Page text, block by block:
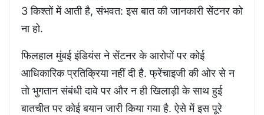
3 क‍िश्तों में आती है, संभवत: इस बात की जानकारी सेंटनर को
ना हो.
फिलहाल मुंबई इंडियंस ने सेंटनर के आरोपों पर कोई
आधिकारिक प्रतिक्रिया नहीं दी है. फ्रेंचाइजी की ओर से न
तो भुगतान संबंधी दावे पर और न ही खिलाड़ी के साथ हुई
बातचीत पर कोई बयान जारी किया गया है. ऐसे में इस पूरे